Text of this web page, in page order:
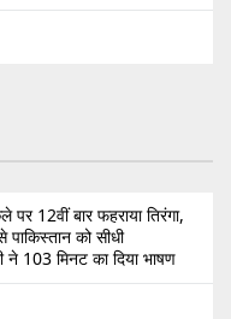
पर 12वीं बार फहराया तिरंगा,
को सीधी
ने 103 मिनट का दिया भाषण